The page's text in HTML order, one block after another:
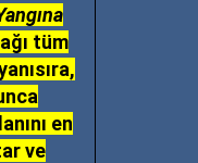
tüm
en
ve